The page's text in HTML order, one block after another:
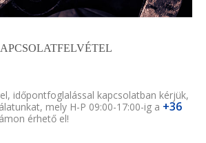
időpontfoglalással kapcsolatban kérjük,
mely H-P 09:00-17:00-ig a +36
érhető el!